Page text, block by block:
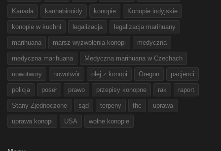
Kanada kannabinoidy konopie Konopie indyjskie
konopie w kuchni legalizacja legalizacja marihuany
marihuana marsz wyzwolenia konopi medyczna
medyczna marihuana Medyczna marihuana w Czechach
nowotwory nowotwór olej z konopi Oregon pacjenci
policja poseł prawo przepisy konopne rak raport
Stany Zjednoczone sąd terpeny thc uprawa
uprawa konopi USA wolne konopie